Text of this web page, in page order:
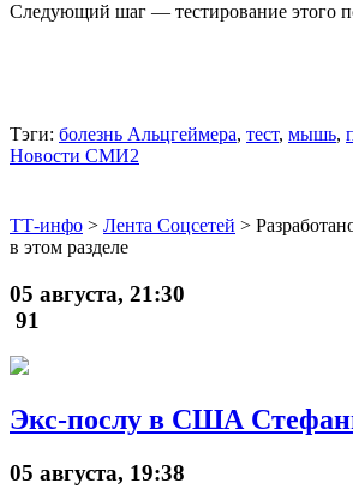
Следующий шаг — тестирование этого
Тэги: болезнь Альцгеймера, тест, мышь,
Новости СМИ2
ТТ-инфо > Лента Соцсетей >
в этом разделе
05 августа, 21:30
91
Экс-послу в США
05 августа, 19:38